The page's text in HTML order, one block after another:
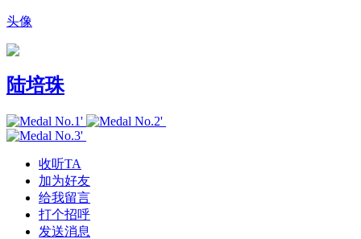
头像
陆培珠
收听TA
加为好友
给我留言
打个招呼
发送消息